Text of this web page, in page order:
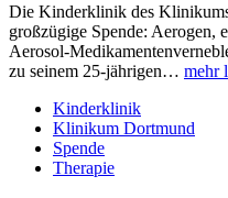
Die Kinderklinik des
großzügige Spende: Aerogen,
Aerosol-
zu seinem 25-jährigen… mehr
Kinderklinik
Klinikum Dortmund
Spende
Therapie